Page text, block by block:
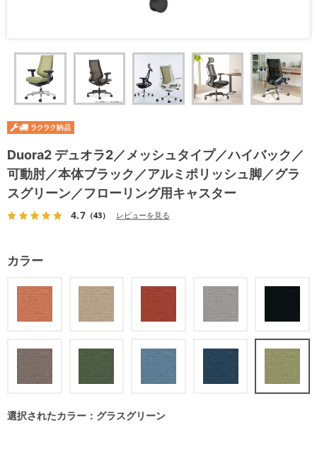
Duora2 デュオラ2／メッシュタイプ／ハイバック／
可動肘／本体ブラック／アルミポリッシュ脚／グラ
スグリーン／フローリング用キャスター
4.7（43） レビューを見る
カラー
選択されたカラー：グラスグリーン